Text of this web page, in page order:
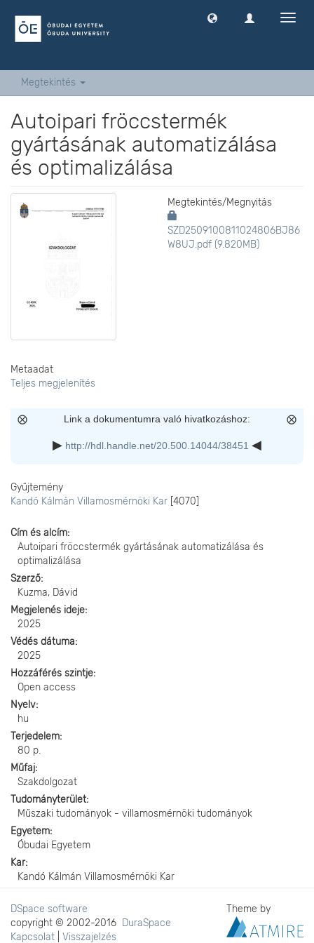
Megtekintés
Autoipari fröccstermék
gyártásának automatizálása
és optimalizálása
Megtekintés/Megnyitás
SZD2509100811024806BJ86
W8UJ.pdf (9.820MB)
Metaadat
Teljes megjelenítés
Link a dokumentumra való hivatkozáshoz:
http://hdl.handle.net/20.500.14044/38451
Gyűjtemény
Kandó Kálmán Villamosmérnöki Kar [4070]
Cím és alcím
Autoipari fröccstermék gyártásának automatizálása és
optimalizálása
Szerző
Kuzma, Dávid
Megjelenés ideje
2025
Védés dátuma
2025
Hozzáférés szintje
Open access
Nyelv
hu
Terjedelem
80 p.
Műfaj
Szakdolgozat
Tudományterület
Műszaki tudományok - villamosmérnöki tudományok
Egyetem
Óbudai Egyetem
Kar
Kandó Kálmán Villamosmérnöki Kar
DSpace software
copyright © 2002-2016 DuraSpace
Kapcsolat
Visszajelzés
Theme by